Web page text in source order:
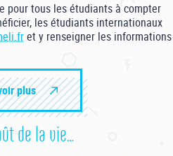
pour tous les étudiants à compter
les étudiants internationaux
et y renseigner les informations
plus
de la vie…